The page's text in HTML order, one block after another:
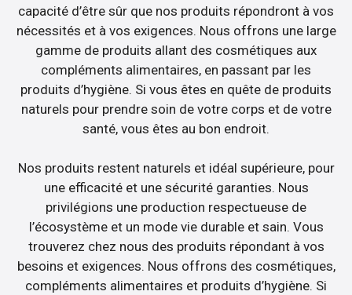
capacité d’être sûr que nos produits répondront à vos
nécessités et à vos exigences. Nous offrons une large
gamme de produits allant des cosmétiques aux
compléments alimentaires, en passant par les
produits d’hygiène. Si vous êtes en quête de produits
naturels pour prendre soin de votre corps et de votre
santé, vous êtes au bon endroit.
Nos produits restent naturels et idéal supérieure, pour
une efficacité et une sécurité garanties. Nous
privilégions une production respectueuse de
l’écosystème et un mode vie durable et sain. Vous
trouverez chez nous des produits répondant à vos
besoins et exigences. Nous offrons des cosmétiques,
compléments alimentaires et produits d’hygiène. Si